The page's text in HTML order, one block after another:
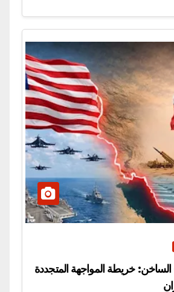
خريطة المواجهة المتجددة